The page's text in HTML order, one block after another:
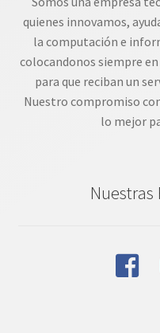
quienes innovamos,
la computación e
colocandonos siempre
para que reciban un
Nuestro compromiso
lo mejor
Nuestras